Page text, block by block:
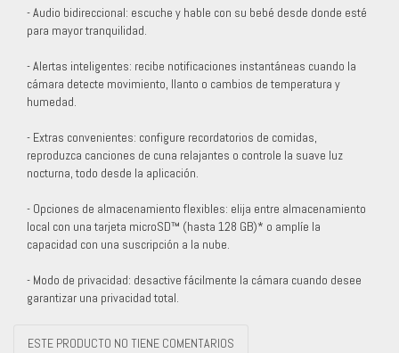
- Audio bidireccional: escuche y hable con su bebé desde donde esté
para mayor tranquilidad.
- Alertas inteligentes: recibe notificaciones instantáneas cuando la
cámara detecte movimiento, llanto o cambios de temperatura y
humedad.
- Extras convenientes: configure recordatorios de comidas,
reproduzca canciones de cuna relajantes o controle la suave luz
nocturna, todo desde la aplicación.
- Opciones de almacenamiento flexibles: elija entre almacenamiento
local con una tarjeta microSD™ (hasta 128 GB)* o amplíe la
capacidad con una suscripción a la nube.
- Modo de privacidad: desactive fácilmente la cámara cuando desee
garantizar una privacidad total.
ESTE PRODUCTO NO TIENE COMENTARIOS